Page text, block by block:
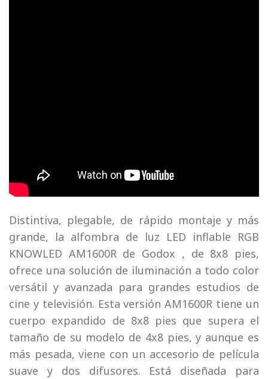
Distintiva, plegable, de rápido montaje y más
grande, la alfombra de luz LED inflable RGB
KNOWLED AM1600R de Godox , de 8x8 pies,
ofrece una solución de iluminación a todo color
versátil y avanzada para grandes estudios de
cine y televisión. Esta versión AM1600R tiene un
cuerpo expandido de 8x8 pies que supera el
tamaño de su modelo de 4x8 pies, y aunque es
más pesada, viene con un accesorio de película
suave y dos difusores. Está diseñada para